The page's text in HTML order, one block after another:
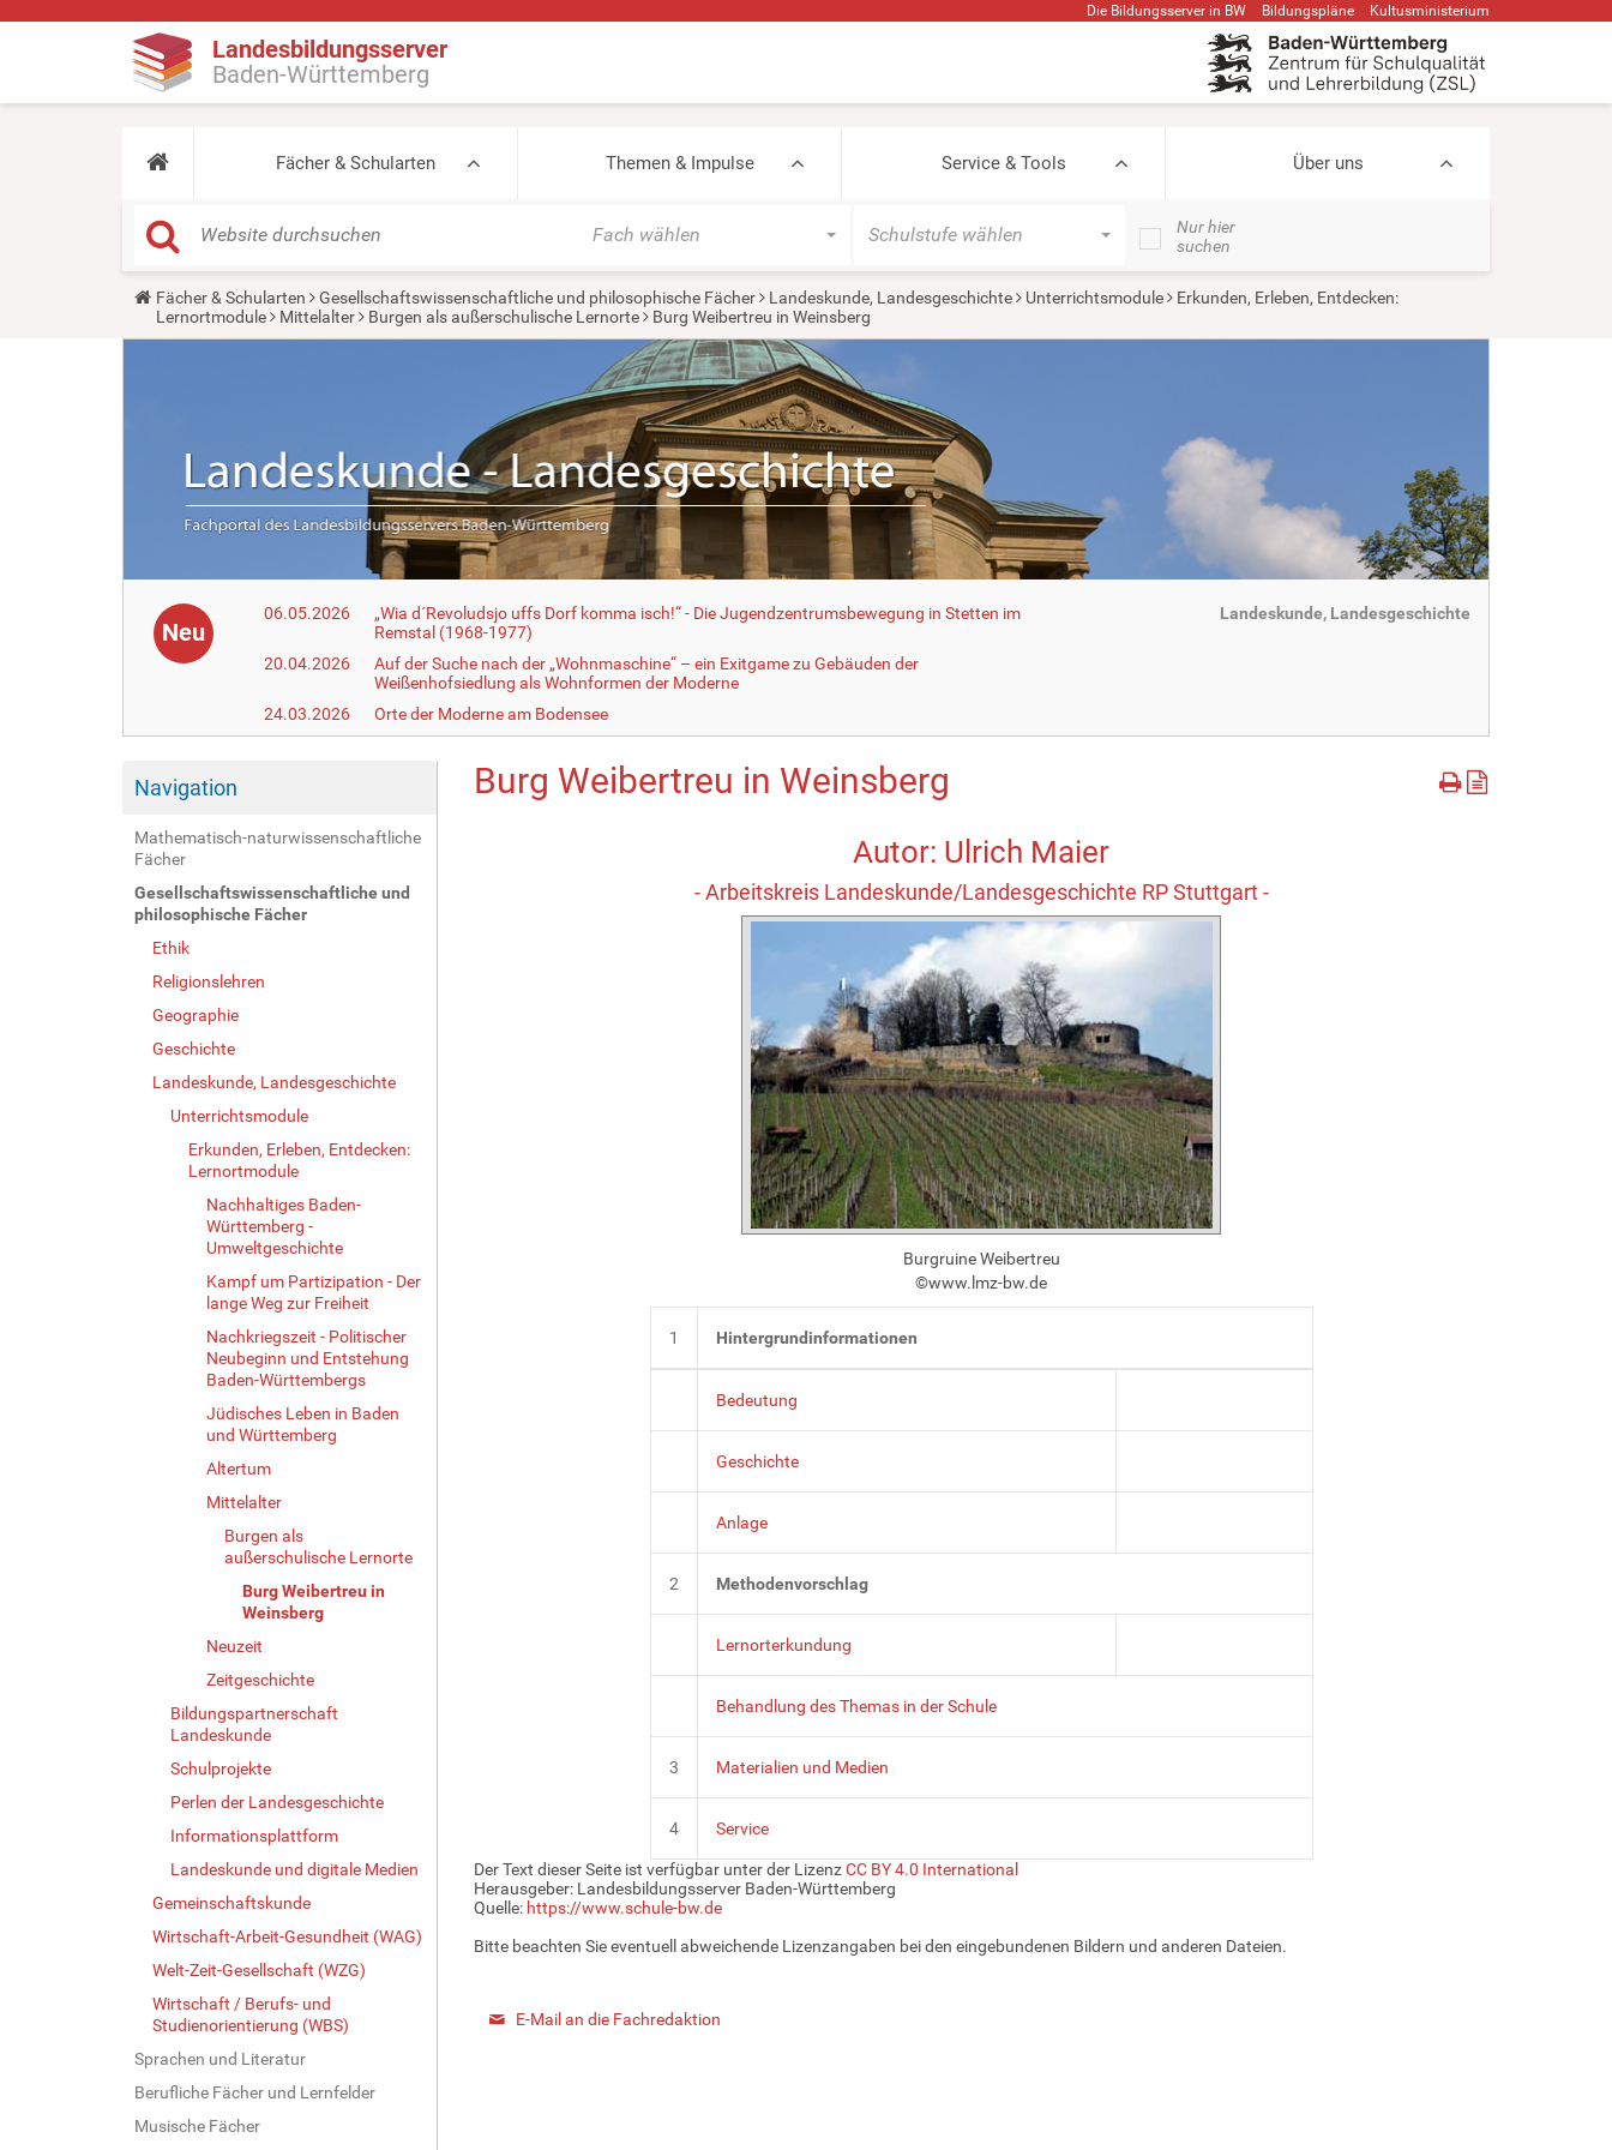
Die Bildungsserver in BW Bildungspläne Kultusministerium
Landesbildungsserver
Baden-Württemberg
Fächer & Schularten Themen & Impulse Service & Tools Über uns
Fach wählen Schulstufe wählen
Nur hier
suchen
Y
u
Fächer & Schularten Gesellschaftswissenschaftliche und philosophische Fächer Landeskunde, Landesgeschichte Unterrichtsmodule
Erkunden, Erleben, Entdecken:
Lernortmodule
Mittelalter Burgen als außerschulische Lernorte Burg Weibertreu in Weinsberg
Neu
06.05.2026
„Wia d´Revoludsjo uffs Dorf komma isch!“ - Die Jugendzentrumsbewegung in Stetten im
Remstal (1968-1977)
20.04.2026
Auf der Suche nach der „Wohnmaschine“ – ein Exitgame zu Gebäuden der
Weißenhofsiedlung als Wohnformen der Moderne
24.03.2026
Orte der Moderne am Bodensee
Landeskunde, Landesgeschichte
Navigation
Mathematisch-naturwissenschaftliche
Fächer
Gesellschaftswissenschaftliche und
philosophische Fächer
Ethik
Religionslehren
Geographie
Geschichte
Landeskunde, Landesgeschichte
Unterrichtsmodule
Erkunden, Erleben, Entdecken:
Lernortmodule
Nachhaltiges Baden-
Württemberg -
Umweltgeschichte
Kampf um Partizipation - Der
lange Weg zur Freiheit
Nachkriegszeit - Politischer
Neubeginn und Entstehung
Baden-Württembergs
Jüdisches Leben in Baden
und Württemberg
Altertum
Mittelalter
Burgen als
außerschulische Lernorte
Burg Weibertreu in
Weinsberg
Neuzeit
Zeitgeschichte
Bildungspartnerschaft
Landeskunde
Schulprojekte
Perlen der Landesgeschichte
Informationsplattform
Landeskunde und digitale Medien
Gemeinschaftskunde
Wirtschaft-Arbeit-Gesundheit (WAG)
Welt-Zeit-Gesellschaft (WZG)
Wirtschaft / Berufs- und
Studienorientierung (WBS)
Sprachen und Literatur
Berufliche Fächer und Lernfelder
Musische Fächer
Burg Weibertreu in Weinsberg
Autor: Ulrich Maier
- Arbeitskreis Landeskunde/Landesgeschichte RP Stuttgart -
Burgruine Weibertreu
©www.lmz-bw.de
1 Hintergrundinformationen
Bedeutung
Geschichte
Anlage
2 Methodenvorschlag
Lernorterkundung
Behandlung des Themas in der Schule
3 Materialien und Medien
4 Service
Der Text dieser Seite ist verfügbar unter der LizenzCC BY 4.0 International
Herausgeber: Landesbildungsserver Baden-Württemberg
Quelle: https://www.schule-bw.de
Bitte beachten Sie eventuell abweichende Lizenzangaben bei den eingebundenen Bildern und anderen Dateien.
E-Mail an die Fachredaktion